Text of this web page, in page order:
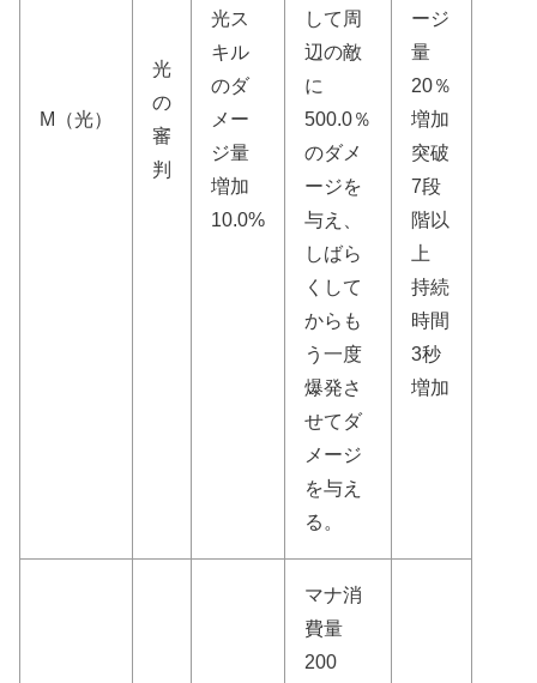
M（光）
光
の
審
判
光ス
キル
のダ
メー
ジ量
増加
10.0%
して周
辺の敵
に
500.0％
のダメ
ージを
与え、
しばら
くして
からも
う一度
爆発さ
せてダ
メージ
を与え
る。
ージ
量
20％
増加
突破
7段
階以
上
持続
時間
3秒
増加
マナ消
費量
200